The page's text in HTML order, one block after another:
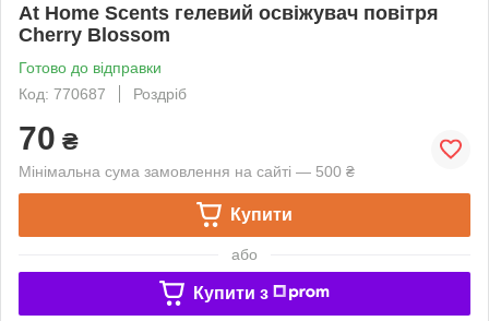
At Home Scents гелевий освіжувач повітря
Cherry Blossom
Готово до відправки
Код: 770687
Роздріб
70 ₴
Мінімальна сума замовлення на сайті — 500 ₴
Купити
або
Купити з